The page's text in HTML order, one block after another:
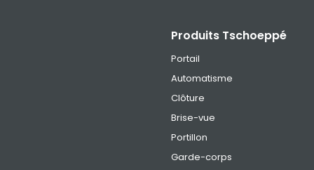
Produits Tschoeppé
Portail
Automatisme
Clôture
Brise-vue
Portillon
Garde-corps